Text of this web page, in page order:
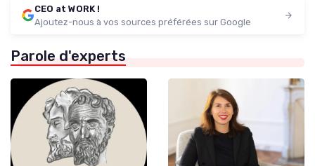
CEO at WORK !
Ajoutez-nous à vos sources préférées sur Google
Parole d'experts